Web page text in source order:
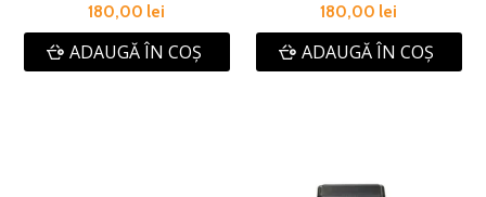
180,00 lei
ADAUGĂ ÎN COŞ
180,00 lei
ADAUGĂ ÎN COŞ